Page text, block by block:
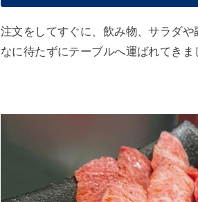
注文をしてすぐに、飲み物、サラダ
なに待たずにテーブルへ運ばれてきま